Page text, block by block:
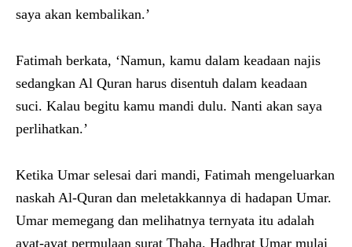
saya akan kembalikan.’
Fatimah berkata, ‘Namun, kamu dalam keadaan najis
sedangkan Al Quran harus disentuh dalam keadaan
suci. Kalau begitu kamu mandi dulu. Nanti akan saya
perlihatkan.’
Ketika Umar selesai dari mandi, Fatimah mengeluarkan
naskah Al-Quran dan meletakkannya di hadapan Umar.
Umar memegang dan melihatnya ternyata itu adalah
ayat-ayat permulaan surat Thaha. Hadhrat Umar mulai